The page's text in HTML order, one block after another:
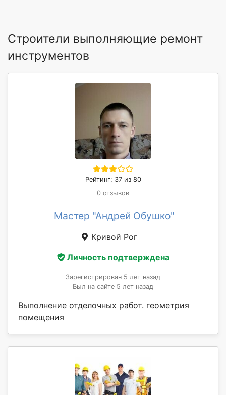
Строители выполняющие ремонт
инструментов
Рейтинг: 37 из 80
0 отзывов
Мастер "Андрей Обушко"
Кривой Рог
Личность подтверждена
Зарегистрирован 5 лет назад
Был на сайте 5 лет назад
Выполнение отделочных работ. геометрия
помещения